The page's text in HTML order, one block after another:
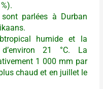
parlées à Durban
humide et la
21 °C. La
1 000 mm par
chaud et en juillet le